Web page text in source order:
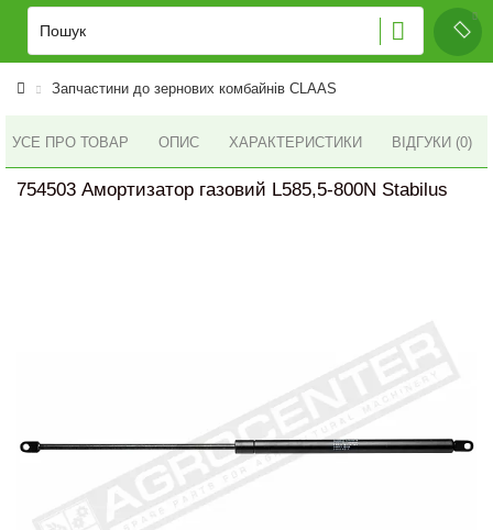
Запчастини до зернових комбайнів CLAAS
УСЕ ПРО ТОВАР ОПИС ХАРАКТЕРИСТИКИ ВІДГУКИ (0)
754503 Амортизатор газовий L585,5-800N Stabilus